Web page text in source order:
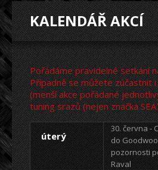
KALENDÁŘ AKCÍ
Pořádáme pravidelné setkání
Případně se můžete zúčastnit i
(menší akce pořádané
tuning srazů (nejen značka
úterý
30. června -
do
pozornosti
Raval